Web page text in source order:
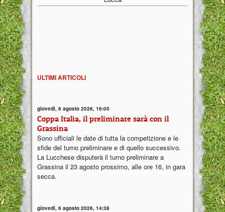
ULTIMI ARTICOLI
giovedì, 6 agosto 2026, 16:05
Coppa Italia, il preliminare sarà con il
Grassina
Sono ufficiali le date di tutta la competizione e le
sfide del turno preliminare e di quello successivo.
La Lucchese disputerà il turno preliminare a
Grassina il 23 agosto prossimo, alle ore 16, in gara
secca.
giovedì, 6 agosto 2026, 14:38